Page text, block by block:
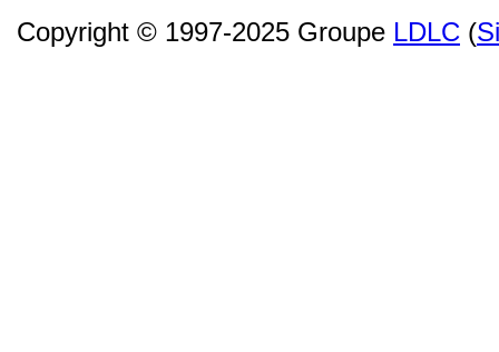
Copyright © 1997-2025 Groupe LDLC (